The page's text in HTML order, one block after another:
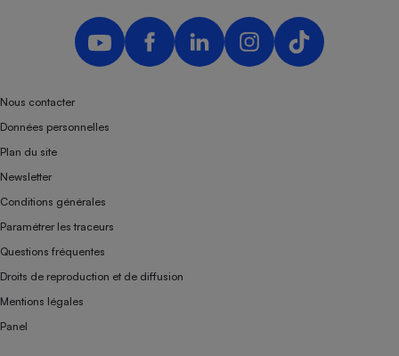
Nous contacter
Données personnelles
Plan du site
Newsletter
Conditions générales
Paramétrer les traceurs
Questions fréquentes
Droits de reproduction et de diffusion
Mentions légales
Panel